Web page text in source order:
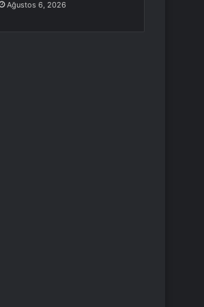
Ağustos 6, 2026